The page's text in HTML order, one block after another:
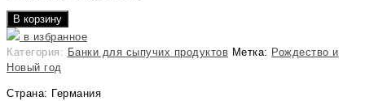
В корзину
в избранное
Категория: Банки для сыпучих продуктов Метка: Рождество и
Новый год
Страна: Германия